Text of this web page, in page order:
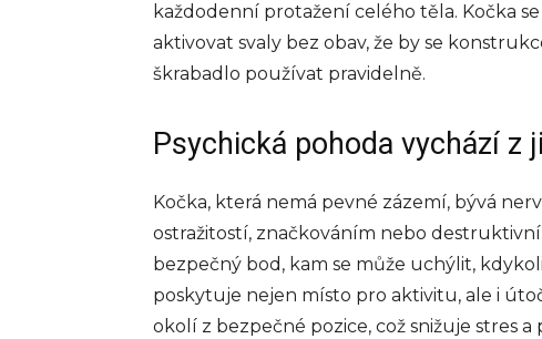
každodenní protažení celého těla. Kočka
aktivovat svaly bez obav, že by se
škrabadlo používat pravidelně.
Psychická pohoda vychází z
Kočka, která nemá pevné zázemí, bývá
ostražitostí, značkováním nebo
bezpečný bod, kam se může uchýlit,
poskytuje nejen místo pro aktivitu, ale i
okolí z bezpečné pozice, což snižuje stres